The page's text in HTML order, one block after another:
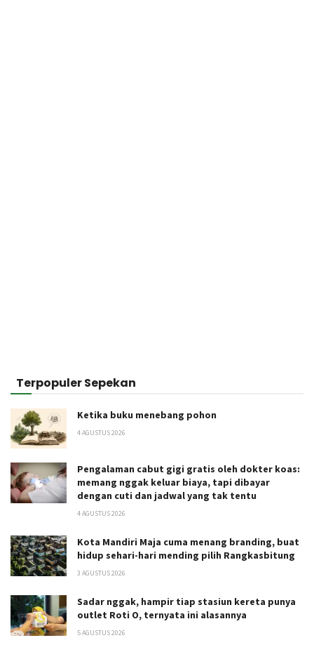
Terpopuler Sepekan
Ketika buku menebang pohon
4 AGUSTUS 2026
Pengalaman cabut gigi gratis oleh dokter koas:
memang nggak keluar biaya, tapi dibayar
dengan cuti dan jadwal yang tak tentu
4 AGUSTUS 2026
Kota Mandiri Maja cuma menang branding, buat
hidup sehari-hari mending pilih Rangkasbitung
3 AGUSTUS 2026
Sadar nggak, hampir tiap stasiun kereta punya
outlet Roti O, ternyata ini alasannya
5 AGUSTUS 2026